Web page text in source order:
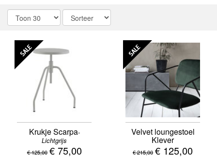
Krukje Scarpa-
Lichtgrijs
€ 125,00 € 75,00
SALE
Velvet loungestoel
Klever
€ 215,00 € 125,00
SALE